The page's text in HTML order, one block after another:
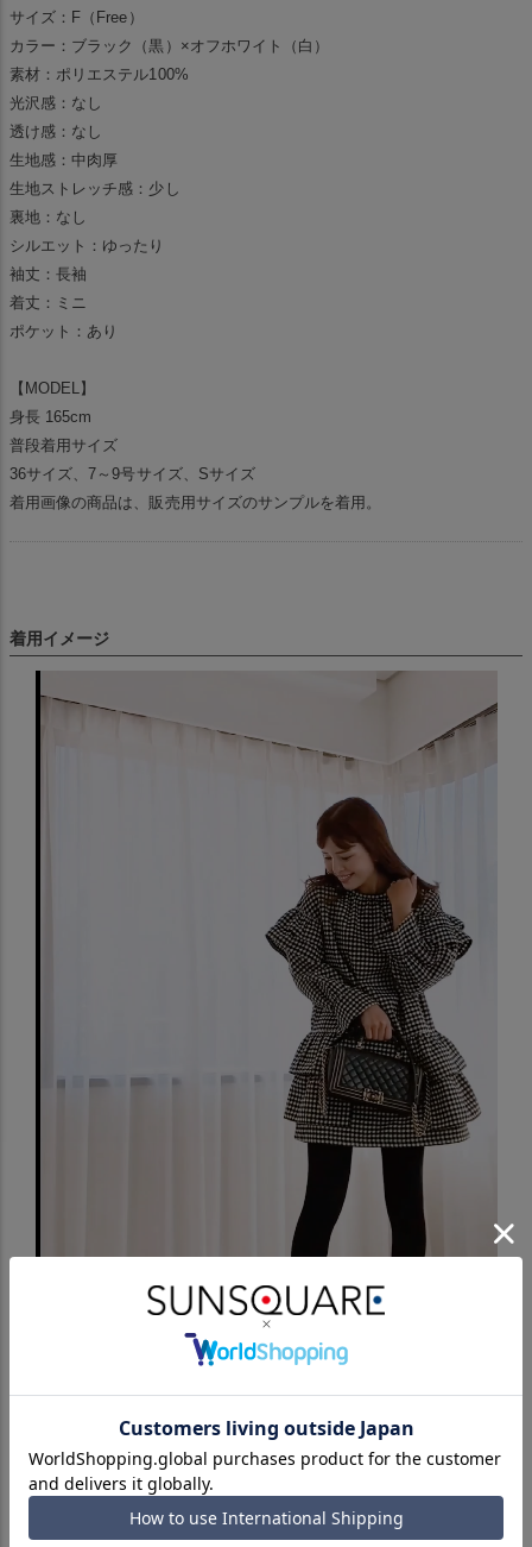
サイズ：F（Free）
カラー：ブラック（黒）×オフホワイト（白）
素材：ポリエステル100%
光沢感：なし
透け感：なし
生地感：中肉厚
生地ストレッチ感：少し
裏地：なし
シルエット：ゆったり
袖丈：長袖
着丈：ミニ
ポケット：あり
【MODEL】
身長 165cm
普段着用サイズ
36サイズ、7～9号サイズ、Sサイズ
着用画像の商品は、販売用サイズのサンプルを着用。
着用イメージ